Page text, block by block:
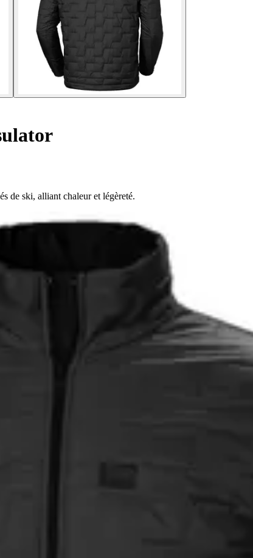
de ski, alliant chaleur et légèreté.